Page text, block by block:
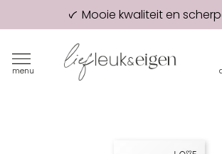
Mooie kwaliteit en
98% van onze klanten
Eerste proefdruk
menu